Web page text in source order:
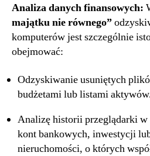
Analiza danych finansowych:
majątku nie równego”
komputerów jest szczególnie
obejmować:
Odzyskiwanie usuniętych
budżetami lub listami
Analizę historii przeglądarki
kont bankowych, inwestycji
nieruchomości, o których